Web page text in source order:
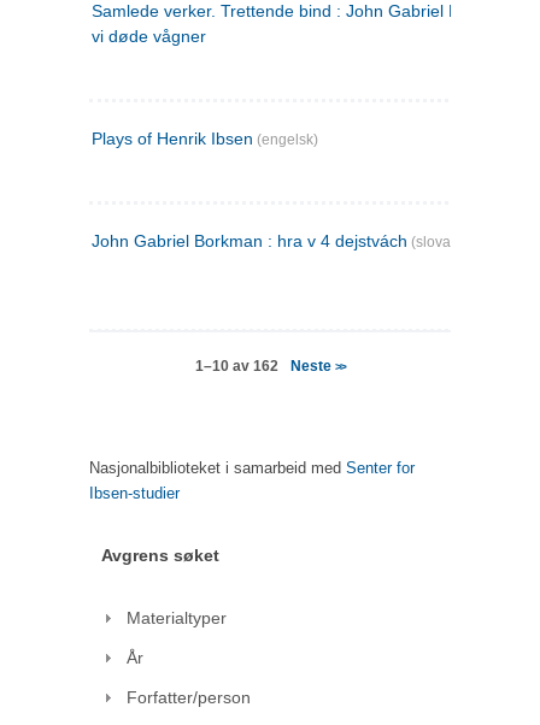
Samlede verker. Trettende bind : John Gabriel Borkman ;
vi døde vågner
Plays of Henrik Ibsen (engelsk)
John Gabriel Borkman : hra v 4 dejstvách (slovakisk)
1–10 av 162 Neste >>
Nasjonalbiblioteket i samarbeid med Senter for
Ibsen-studier
Avgrens søket
Materialtyper
År
Forfatter/person